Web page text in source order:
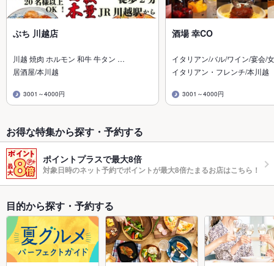
ぶち 川越店
川越 焼肉 ホルモン 和牛 牛タン …
居酒屋/本川越
3001～4000円
酒場 幸CO
イタリアン/バル/ワイン/宴会/
イタリアン・フレンチ/本川越
3001～4000円
お得な特集から探す・予約する
ポイントプラスで最大8倍
対象日時のネット予約でポイントが最大8倍たまるお店はこちら！
目的から探す・予約する